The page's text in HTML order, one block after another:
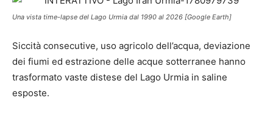
Una vista time-lapse del Lago Urmia dal 1990 al 2026 [Google Earth]
Siccità consecutive, uso agricolo dell’acqua, deviazione
dei fiumi ed estrazione delle acque sotterranee hanno
trasformato vaste distese del Lago Urmia in saline
esposte.